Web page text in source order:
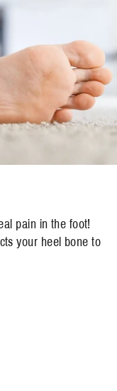
pain in the foot!
your heel bone to